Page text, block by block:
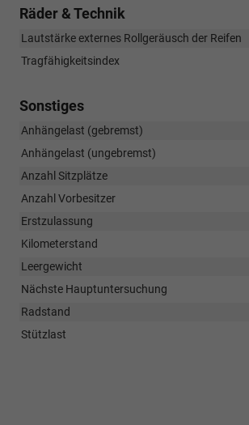
Räder & Technik
Lautstärke externes Rollgeräusch der Reifen
Tragfähigkeitsindex
Sonstiges
Anhängelast (gebremst)
Anhängelast (ungebremst)
Anzahl Sitzplätze
Anzahl Vorbesitzer
Erstzulassung
Kilometerstand
Leergewicht
Nächste Hauptuntersuchung
Radstand
Stützlast